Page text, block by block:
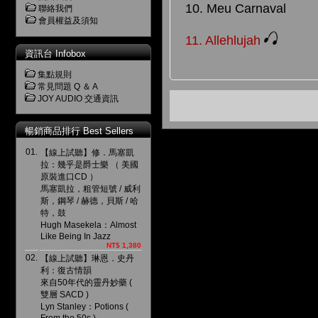
聯絡我們
會員權益及須知
資訊台 Infobox
集點規則
常見問題 Q ＆ A
JOY AUDIO 交通資訊
暢銷商品排行 Best Sellers
01.
【線上試聽】修．馬塞凱
拉：幾乎是爵士樂 （ 美國
原裝進口CD ）
馬塞凱拉，粗管短號 / 威利
斯，鋼琴 / 赫德，貝斯 / 哈
特，鼓
Hugh Masekela：Almost
Like Being In Jazz
NT$ 1,380
02.
【線上試聽】琳恩．史丹
利：復古情韻
來自50年代的靈丹妙藥 (
雙層 SACD )
Lyn Stanley：Potions (
10. Meu Carnaval
11.Allehlujah